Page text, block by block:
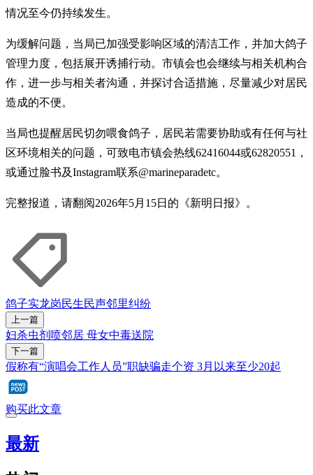
情况至今仍持续发生。
为缓解问题，当局已加强受影响区域的清洁工作，并加大鸽子
管理力度，包括展开诱捕行动。市镇会也会继续与相关机构合
作，进一步与相关者沟通，并探讨合适措施，尽量减少对居民
造成的不便。
当局也提醒居民切勿喂食鸽子，居民若需要协助或有任何与社
区环境相关的问题，可致电市镇会热线62416044或62820551，
或通过脸书及Instagram联系@marineparadetc。
完整报道，请翻阅2026年5月15日的《新明日报》。
鸽子实龙岗民生民声邻里纠纷
上一篇
妇杀虫剂喷邻居 母女中毒送院
下一篇
假称有“演唱会工作人员”职缺骗走个资 3月以来至少20起
购买此文章
最新